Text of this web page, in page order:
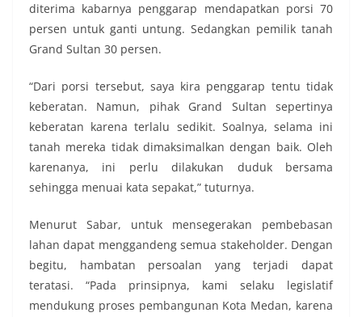
diterima kabarnya penggarap mendapatkan porsi 70
persen untuk ganti untung. Sedangkan pemilik tanah
Grand Sultan 30 persen.
“Dari porsi tersebut, saya kira penggarap tentu tidak
keberatan. Namun, pihak Grand Sultan sepertinya
keberatan karena terlalu sedikit. Soalnya, selama ini
tanah mereka tidak dimaksimalkan dengan baik. Oleh
karenanya, ini perlu dilakukan duduk bersama
sehingga menuai kata sepakat,” tuturnya.
Menurut Sabar, untuk mensegerakan pembebasan
lahan dapat menggandeng semua stakeholder. Dengan
begitu, hambatan persoalan yang terjadi dapat
teratasi. “Pada prinsipnya, kami selaku legislatif
mendukung proses pembangunan Kota Medan, karena